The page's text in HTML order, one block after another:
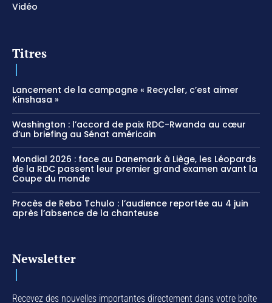
Vidéo
Titres
Lancement de la campagne « Recycler, c’est aimer
Kinshasa »
Washington : l’accord de paix RDC-Rwanda au cœur
d’un briefing au Sénat américain
Mondial 2026 : face au Danemark à Liège, les Léopards
de la RDC passent leur premier grand examen avant la
Coupe du monde
Procès de Rebo Tchulo : l’audience reportée au 4 juin
après l’absence de la chanteuse
Newsletter
Recevez des nouvelles importantes directement dans votre boîte